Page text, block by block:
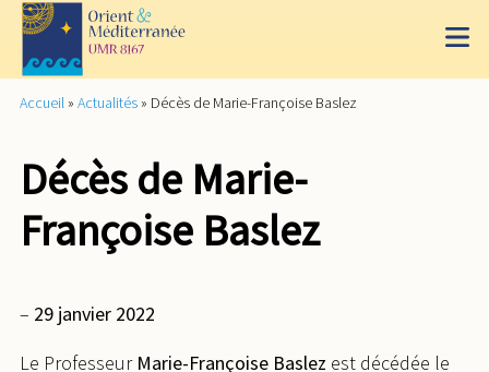
Accueil » Actualités » Décès de Marie-Françoise Baslez
Décès de Marie-
Françoise Baslez
– 29 janvier 2022
Le Professeur Marie-Françoise Baslez est décédée le